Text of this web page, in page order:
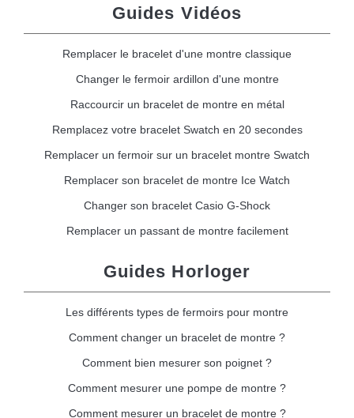
Guides Vidéos
Remplacer le bracelet d'une montre classique
Changer le fermoir ardillon d'une montre
Raccourcir un bracelet de montre en métal
Remplacez votre bracelet Swatch en 20 secondes
Remplacer un fermoir sur un bracelet montre Swatch
Remplacer son bracelet de montre Ice Watch
Changer son bracelet Casio G-Shock
Remplacer un passant de montre facilement
Guides Horloger
Les différents types de fermoirs pour montre
Comment changer un bracelet de montre ?
Comment bien mesurer son poignet ?
Comment mesurer une pompe de montre ?
Comment mesurer un bracelet de montre ?